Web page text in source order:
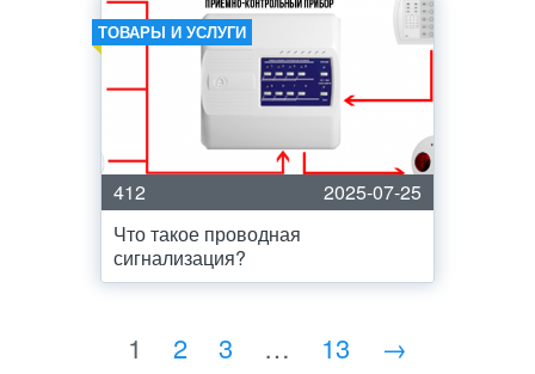
ТОВАРЫ И УСЛУГИ
412
2025-07-25
Что такое проводная
сигнализация?
1 2 3 … 13 →